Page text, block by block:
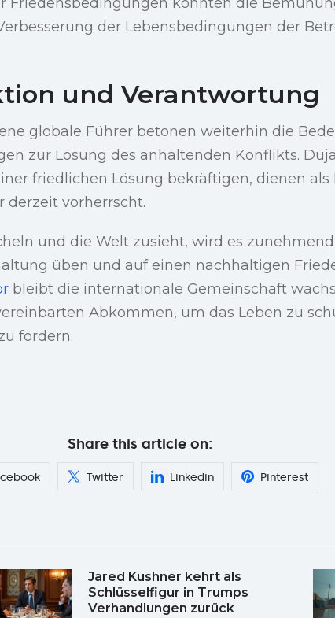
der Lebensbedingungen der
und Verantwortung
globale Führer betonen weiterhin die
zur Lösung des anhaltenden Konflikts.
friedlichen Lösung bekräftigen, dienen als
derzeit vorherrscht.
und die Welt zusieht, wird es
üben und auf einen nachhaltigen
bleibt die internationale Gemeinschaft
Abkommen, um das Leben zu
fördern.
Share this article on:
Twitter Linkedin Pinterest
Jared Kushner kehrt als
Schlüsselfigur in Trumps
Verhandlungen zurück